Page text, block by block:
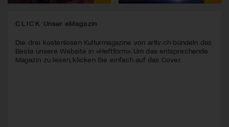
CLICK Unser eMagazin
Die drei kostenlosen Kulturmagazine von arttv.ch bündeln das
Beste unsere Website in «Heftform». Um das entsprechende
Magazin zu lesen, klicken Sie einfach auf das Cover.